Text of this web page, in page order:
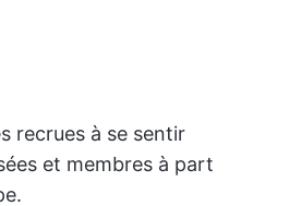
recrues à se sentir
et membres à part